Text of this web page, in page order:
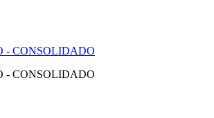
- CONSOLIDADO
- CONSOLIDADO